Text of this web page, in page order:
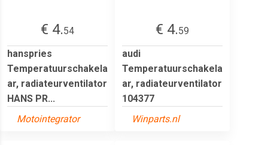
€ 4.54
hanspries
Temperatuurschakela
ar, radiateurventilator
HANS PR...
Motointegrator
€ 4.59
audi
Temperatuurschakela
ar, radiateurventilator
104377
Winparts.nl